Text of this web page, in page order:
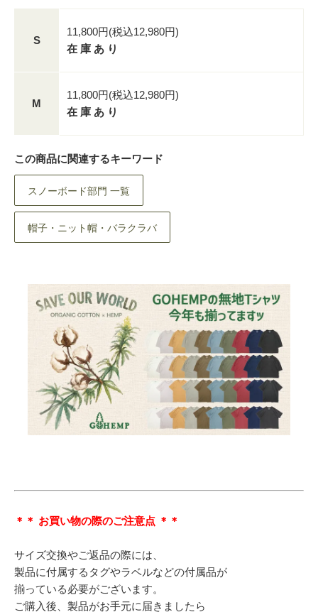
S
11,800円(税込12,980円)
在 庫 あ り
M
11,800円(税込12,980円)
在 庫 あ り
この商品に関連するキーワード
スノーボード部門 一覧
帽子・ニット帽・バラクラバ
＊＊ お買い物の際のご注意点 ＊＊
サイズ交換やご返品の際には、
製品に付属するタグやラベルなどの付属品が
揃っている必要がございます。
ご購入後、製品がお手元に届きましたら